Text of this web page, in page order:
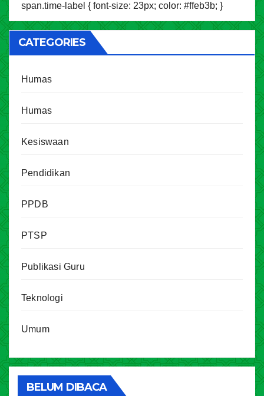
span.time-label { font-size: 23px; color: #ffeb3b; }
CATEGORIES
Humas
Humas
Kesiswaan
Pendidikan
PPDB
PTSP
Publikasi Guru
Teknologi
Umum
BELUM DIBACA